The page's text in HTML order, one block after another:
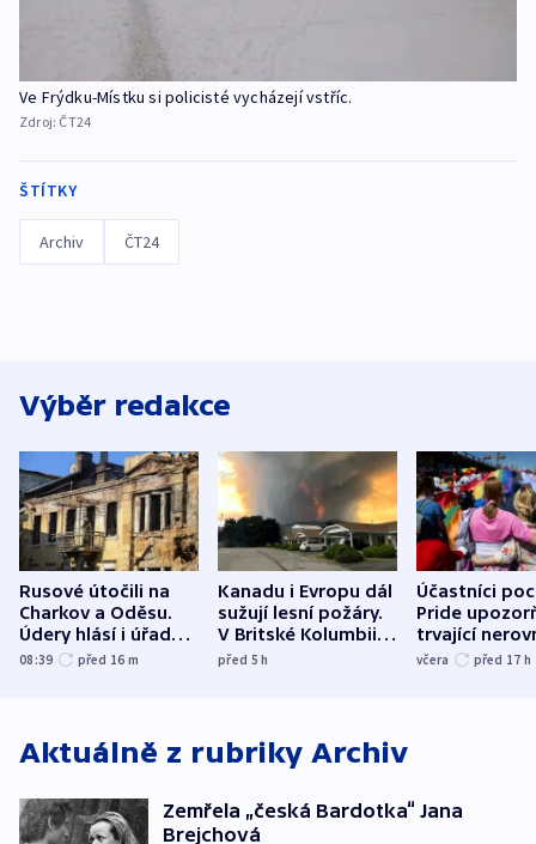
Ve Frýdku-Místku si policisté vycházejí vstříc.
Zdroj: ČT24
ŠTÍTKY
Archiv ČT24
Výběr redakce
Rusové útočili na
Charkov a Oděsu.
Údery hlásí i úřady v
Bělgorodu
08:39 před 16 m
Kanadu i Evropu dál
sužují lesní požáry.
V Britské Kolumbii
evakuovali tisíce lidí
před 5h
Účastníci
Pride
trvající
včera před 17 h
Aktuálně z rubriky Archiv
Zemřela „česká Bardotka“ Jana
Brejchová